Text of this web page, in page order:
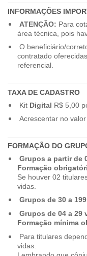
INFORMAÇÕES
ATENÇÃO: Para
área técnica, pois
O beneficiário/
contratado
referencial.
TAXA DE CADASTRO
Kit Digital R$ 5,00
Acrescentar no
FORMAÇÃO DO
Grupos a partir de
Formação
Se houver 02
vidas.
Grupos de 30 a
Grupos de 04 a 29
Formação mínima
Para titulares
vidas.